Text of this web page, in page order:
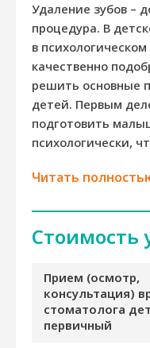
Удаление зубов –
процедура. В
в
качественно
решить основные
детей. Первым
подготовить
психологически,
Читать
Стоимость
Прием (осмотр,
консультация)
стоматолога
первичный